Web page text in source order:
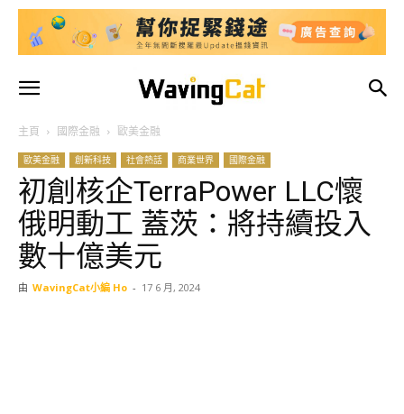
主頁 國際金融 歐美金融
歐美金融 創新科技 社會熱話 商業世界 國際金融
初創核企TerraPower LLC懷
俄明動工 蓋茨：將持續投入
數十億美元
由 WavingCat小編 Ho - 17 6 月, 2024